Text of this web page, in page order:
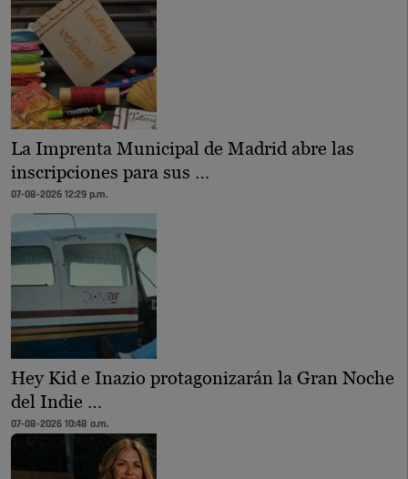
La Imprenta Municipal de Madrid abre las
inscripciones para sus …
07-08-2026 12:29 p.m.
Hey Kid e Inazio protagonizarán la Gran Noche
del Indie …
07-08-2026 10:48 a.m.